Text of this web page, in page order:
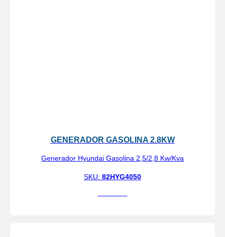
GENERADOR GASOLINA 2.8KW
Generador Hyundai Gasolina 2,5/2,8 Kw/Kva
SKU: 82HYG4050